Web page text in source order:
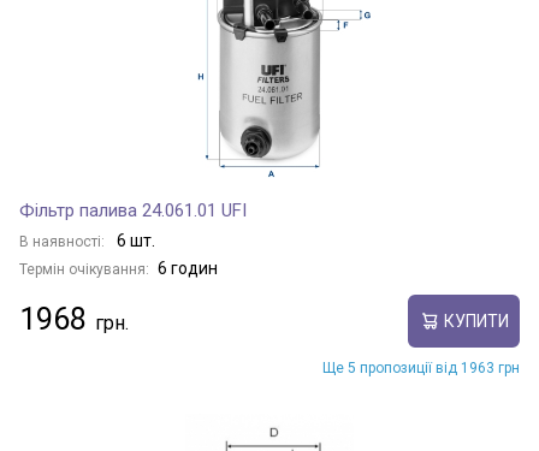
Фільтр палива 24.061.01 UFI
В наявності: 6 шт.
Термін очікування: 6 годин
1968 КУПИТИ
Ще 5 пропозиції від 1963 грн